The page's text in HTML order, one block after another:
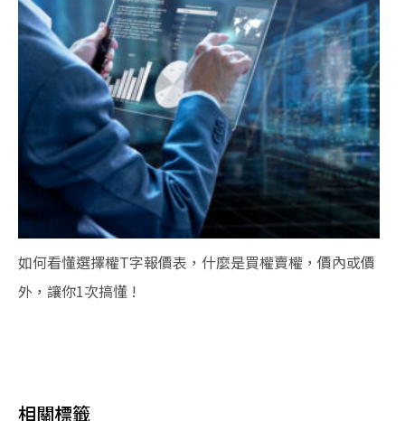
如何看懂選擇權T字報價表，什麼是買權賣權，價內或價
外，讓你1次搞懂 !
相關標籤